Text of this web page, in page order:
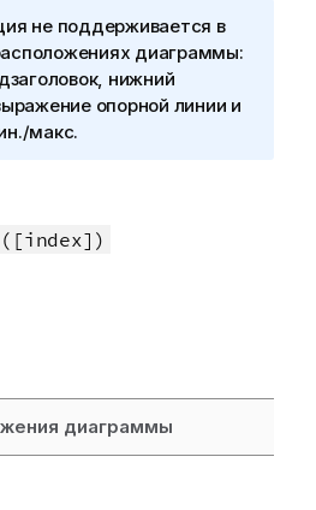
не поддерживается в
диаграммы:
нижний
опорной линии и
макс.
([index])
диаграммы